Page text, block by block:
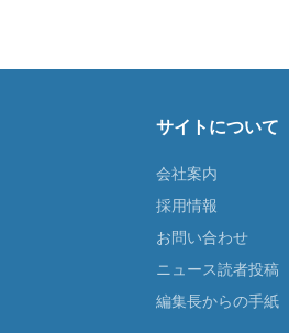
サイトについて
会社案内
採用情報
お問い合わせ
ニュース読者投稿
編集長からの手紙